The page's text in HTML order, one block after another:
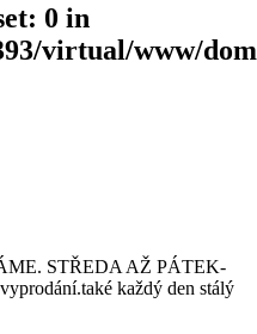
0 in
virtual/www/
STŘEDA AŽ PÁTEK-
každý den stálý